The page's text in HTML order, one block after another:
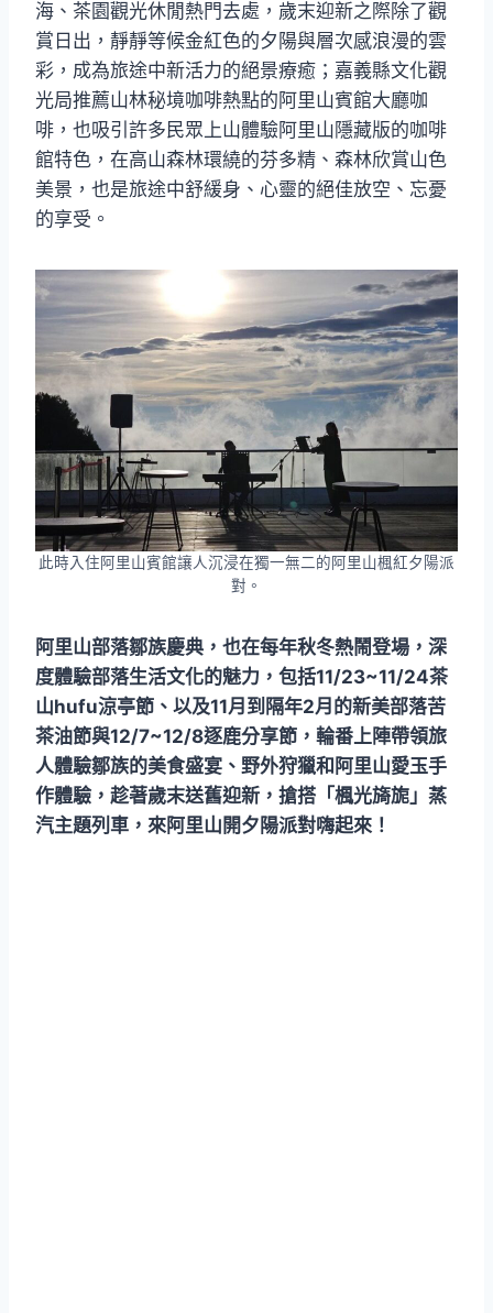
海、茶園觀光休閒熱門去處，歲末迎新之際除了觀
賞日出，靜靜等候金紅色的夕陽與層次感浪漫的雲
彩，成為旅途中新活力的絕景療癒；嘉義縣文化觀
光局推薦山林秘境咖啡熱點的阿里山賓館大廳咖
啡，也吸引許多民眾上山體驗阿里山隱藏版的咖啡
館特色，在高山森林環繞的芬多精、森林欣賞山色
美景，也是旅途中舒緩身、心靈的絕佳放空、忘憂
的享受。
此時入住阿里山賓館讓人沉浸在獨一無二的阿里山楓紅夕陽派
對。
阿里山部落鄒族慶典，也在每年秋冬熱鬧登場，深
度體驗部落生活文化的魅力，包括11/23~11/24茶
山hufu涼亭節、以及11月到隔年2月的新美部落苦
茶油節與12/7~12/8逐鹿分享節，輪番上陣帶領旅
人體驗鄒族的美食盛宴、野外狩獵和阿里山愛玉手
作體驗，趁著歲末送舊迎新，搶搭「楓光旖旎」蒸
汽主題列車，來阿里山開夕陽派對嗨起來！